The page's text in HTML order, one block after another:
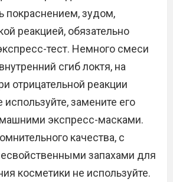
покраснением, зудом,
реакцией, обязательно
тест. Немного смеси
сгиб локтя, на
отрицательной реакции
используйте, замените его
экспресс-масками.
качества, с
запахами для
косметики не используйте.